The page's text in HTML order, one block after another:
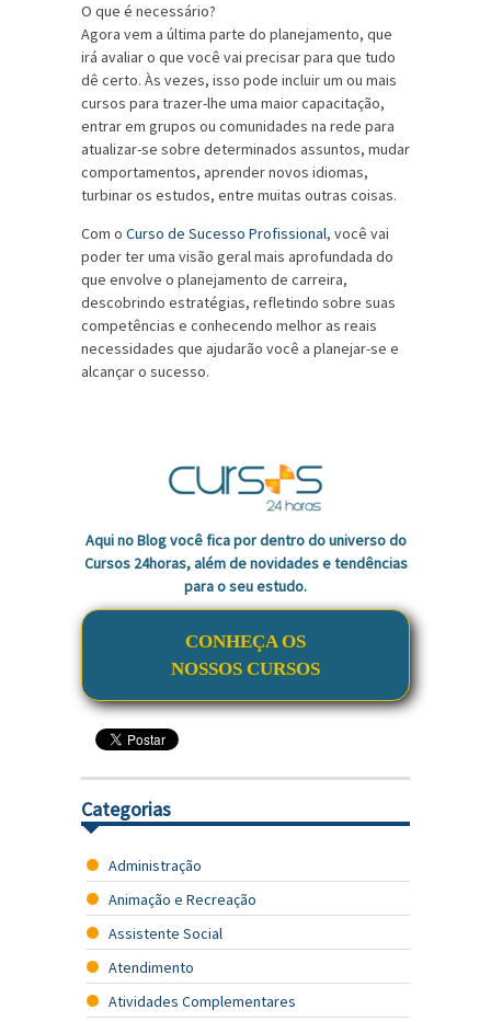
O que é necessário?
Agora vem a última parte do planejamento, que
irá avaliar o que você vai precisar para que tudo
dê certo. Às vezes, isso pode incluir um ou mais
cursos para trazer-lhe uma maior capacitação,
entrar em grupos ou comunidades na rede para
atualizar-se sobre determinados assuntos, mudar
comportamentos, aprender novos idiomas,
turbinar os estudos, entre muitas outras coisas.
Com o Curso de Sucesso Profissional, você vai
poder ter uma visão geral mais aprofundada do
que envolve o planejamento de carreira,
descobrindo estratégias, refletindo sobre suas
competências e conhecendo melhor as reais
necessidades que ajudarão você a planejar-se e
alcançar o sucesso.
Aqui no Blog você fica por dentro do universo do
Cursos 24horas, além de novidades e tendências
para o seu estudo.
CONHEÇA OS
NOSSOS CURSOS
Categorias
Administração
Animação e Recreação
Assistente Social
Atendimento
Atividades Complementares